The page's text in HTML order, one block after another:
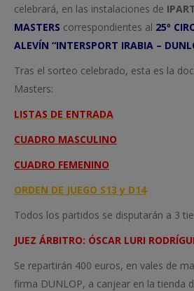
celebrará, en las instalaciones de
MASTERS correspondientes al 25º
ALEVÍN “INTERSPORT IRABIA –
Tras el sorteo celebrado, esta es la
Masters:
LISTAS DE ENTRADA
CUADRO MASCULINO
CUADRO FEMENINO
ORDEN DE JUEGO S13 y D14
Todos los partidos se disputarán a 3
JUEZ ÁRBITRO: ÓSCAR LURI
Se repartirán 400 euros, en vales de
firma DUNLOP, a canjear en la tienda